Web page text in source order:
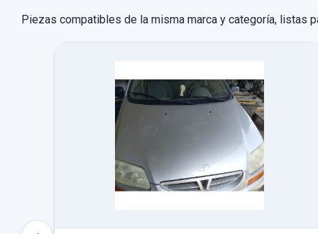
Piezas compatibles de la misma marca y categoría, listas